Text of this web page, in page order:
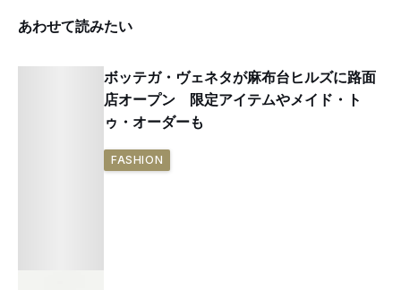
あわせて読みたい
ボッテガ・ヴェネタが麻布台ヒルズに路面
店オープン 限定アイテムやメイド・ト
ゥ・オーダーも
FASHION